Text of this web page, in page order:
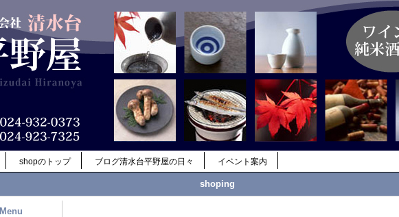
shopのトップ ブログ清水台平野屋の日々 イベント案内
shoping
Menu